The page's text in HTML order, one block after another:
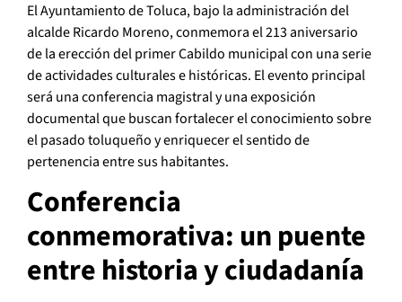
El Ayuntamiento de Toluca, bajo la administración del
alcalde Ricardo Moreno, conmemora el 213 aniversario
de la erección del primer Cabildo municipal con una serie
de actividades culturales e históricas. El evento principal
será una conferencia magistral y una exposición
documental que buscan fortalecer el conocimiento sobre
el pasado toluqueño y enriquecer el sentido de
pertenencia entre sus habitantes.
Conferencia
conmemorativa: un puente
entre historia y ciudadanía